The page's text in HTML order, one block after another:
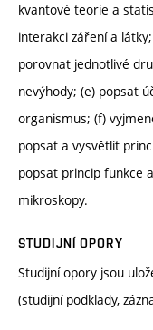
kvantové teorie a
interakci záření a
porovnat jednotlivé
nevýhody; (e) popsat
organismus; (f)
popsat a vysvětlit
popsat princip funkce
mikroskopy.
STUDIJNÍ OPORY
Studijní opory jsou
(studijní podklady,